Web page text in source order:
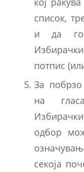
список,
и да го
потпис
За
на
одбор
секоја